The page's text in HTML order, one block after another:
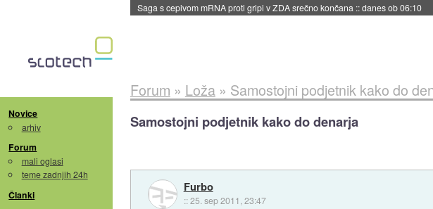
Saga s cepivom mRNA proti gripi v ZDA srečno končana ::danes ob 06:10
Novice
arhiv
Forum
mali oglasi
teme zadnjih 24h
Članki
Forum » Loža» Samostojni podjetnik kako do
Samostojni podjetnik kako do denarja
Furbo
::25. sep 2011, 23:47